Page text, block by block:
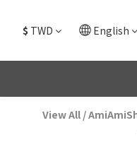
$ TWD English
View All /